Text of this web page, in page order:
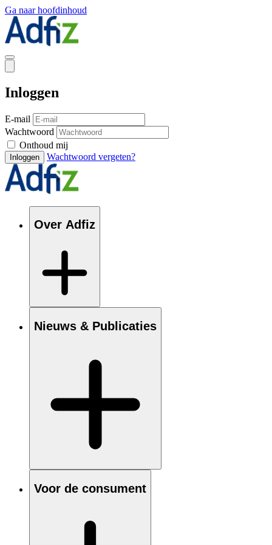
Ga naar hoofdinhoud
Inloggen
E-mail
Wachtwoord
Onthoud mij
Inloggen Wachtwoord vergeten?
Over Adfiz
Nieuws & Publicaties
Voor de consument